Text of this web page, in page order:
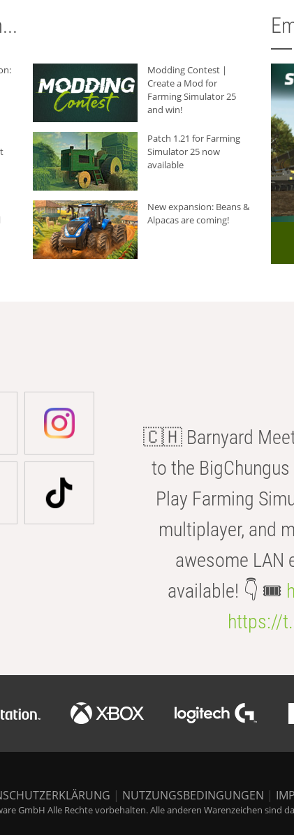
Modding Contest |
Create a Mod for
Farming Simulator 25
and win!
Patch 1.21 for Farming
Simulator 25 now
available
New expansion: Beans &
Alpacas are coming!
🇨🇭 Barnyard
to the
Play Farming
multiplayer, and
awesome LAN
available! 👇 🎟️
https://
| NUTZUNGSBEDINGUNGEN |
GmbH Alle Rechte vorbehalten. Alle anderen Warenzeichen sind